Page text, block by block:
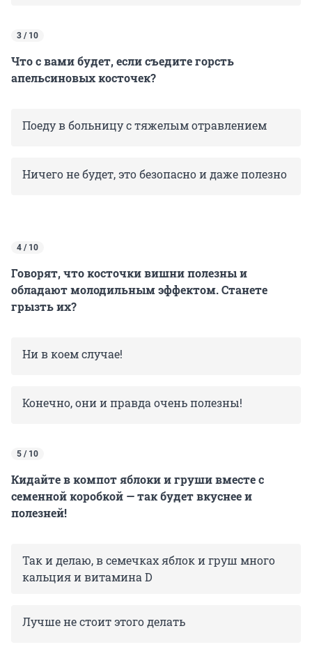
3 / 10
Что с вами будет, если съедите горсть
апельсиновых косточек?
Поеду в больницу с тяжелым отравлением
Ничего не будет, это безопасно и даже полезно
4 / 10
Говорят, что косточки вишни полезны и
обладают молодильным эффектом. Станете
грызть их?
Ни в коем случае!
Конечно, они и правда очень полезны!
5 / 10
Кидайте в компот яблоки и груши вместе с
семенной коробкой — так будет вкуснее и
полезней!
Так и делаю, в семечках яблок и груш много
кальция и витамина D
Лучше не стоит этого делать